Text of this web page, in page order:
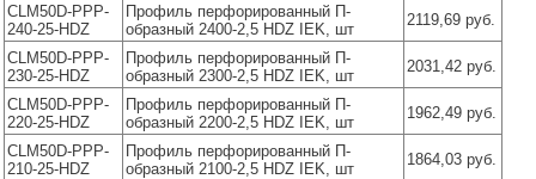
CLM50D-PPP-
240-25-HDZ
Профиль перфорированный П-
образный 2400-2,5 HDZ IEK, шт
2119,69 руб.
CLM50D-PPP-
230-25-HDZ
Профиль перфорированный П-
образный 2300-2,5 HDZ IEK, шт
2031,42 руб.
CLM50D-PPP-
220-25-HDZ
Профиль перфорированный П-
образный 2200-2,5 HDZ IEK, шт
1962,49 руб.
CLM50D-PPP-
210-25-HDZ
Профиль перфорированный П-
образный 2100-2,5 HDZ IEK, шт
1864,03 руб.